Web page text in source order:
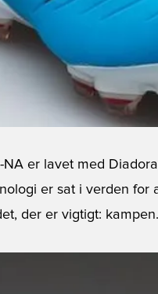
er lavet med
er sat i verden for
der er vigtigt: kampen.